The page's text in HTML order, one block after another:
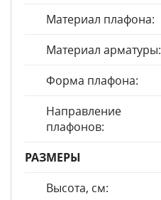
Материал плафона:
Материал арматуры:
Форма плафона:
Направление
плафонов:
РАЗМЕРЫ
Высота, см: